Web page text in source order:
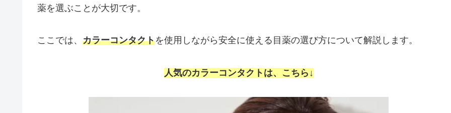
薬を選ぶことが大切です。
ここでは、 カラーコンタクトを使用しながら安全に使える目薬の選び方について解説します。
人気のカラーコンタクトは、こちら↓